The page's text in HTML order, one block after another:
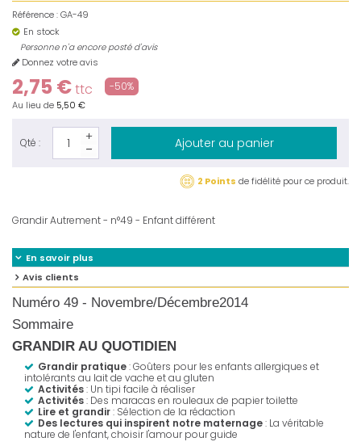
Référence :GA-49
En stock
Personne n'a encore posté d'avis
Donnez votre avis
2,75 €ttc -50%
Au lieu de 5,50 €
Qté : Ajouter au panier
2 Points de fidélité pour ce produit.
Grandir Autrement - n°49 - Enfant différent
En savoir plus
Avis clients
Numéro 49 - Novembre/Décembre2014
Sommaire
GRANDIR AU QUOTIDIEN
Grandir pratique: Goûters pour les enfants allergiques et
intolérants au lait de vache et au gluten
Activités: Un tipi facile à réaliser
Activités: Des maracas en rouleaux de papier toilette
Lire et grandir: Sélection de la rédaction
Des lectures qui inspirent notre maternage: La véritable
nature de l'enfant, choisir l'amour pour guide